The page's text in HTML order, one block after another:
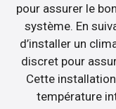
pour assurer le
système. En
d’installer un
discret pour
Cette
température